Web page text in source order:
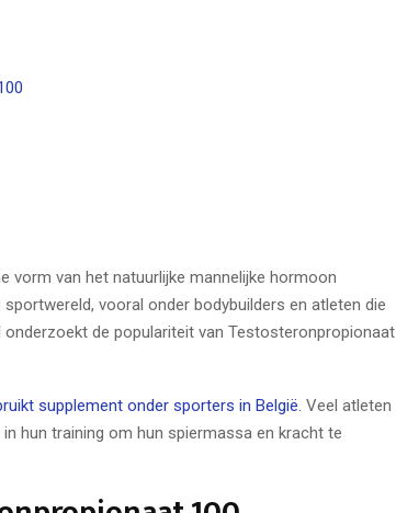
vorm van het natuurlijke mannelijke hormoon
vooral onder bodybuilders en atleten die
de populariteit van Testosteronpropionaat
supplement onder sporters in België. Veel atleten
hun training om hun spiermassa en kracht te